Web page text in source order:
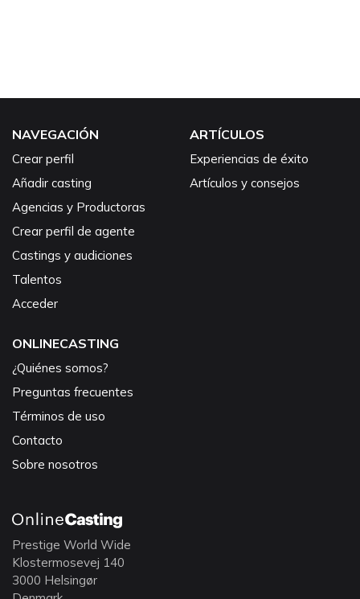
NAVEGACIÓN
Crear perfil
Añadir casting
Agencias y Productoras
Crear perfil de agente
Castings y audiciones
Talentos
Acceder
ARTÍCULOS
Experiencias de éxito
Artículos y consejos
ONLINECASTING
¿Quiénes somos?
Preguntas frecuentes
Términos de uso
Contacto
Sobre nosotros
Prestige World Wide
Klostermosevej 140
3000 Helsingør